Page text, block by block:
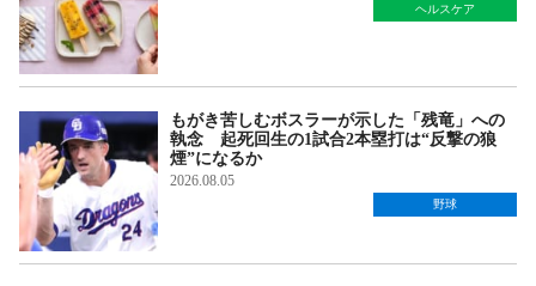
ヘルスケア
もがき苦しむボスラーが示した「残竜」への
執念 起死回生の1試合2本塁打は“反撃の狼
煙”になるか
2026.08.05
野球